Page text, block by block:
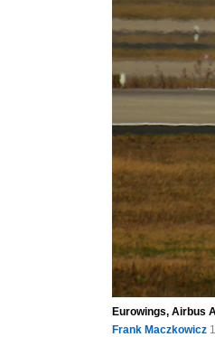
Eurowings, Airbus
Frank Maczkowicz